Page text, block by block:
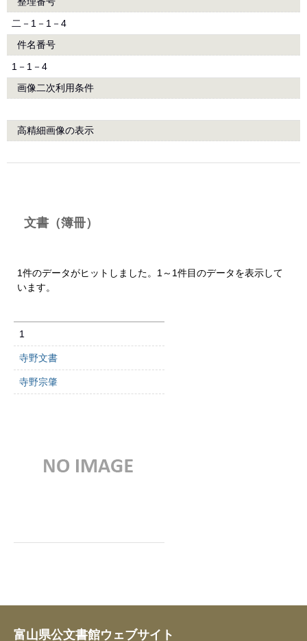
二－1－1－4
件名番号
1－1－4
画像二次利用条件
高精細画像の表示
文書（簿冊）
1件のデータがヒットしました。1～1件目のデータを表示して
います。
1
寺野文書
寺野宗肇
富山県公文書館ウェブサイト